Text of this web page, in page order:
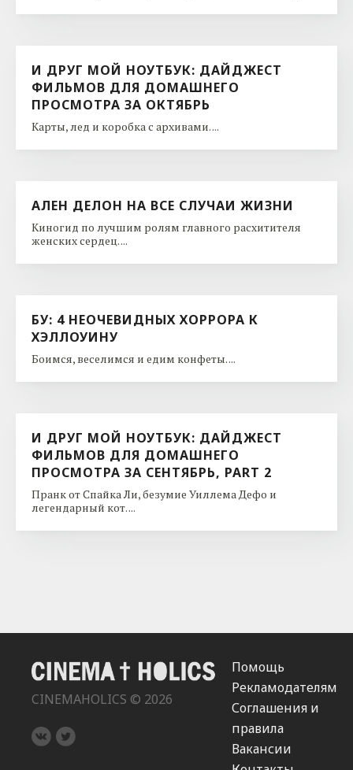
И ДРУГ МОЙ НОУТБУК: ДАЙДЖЕСТ
ФИЛЬМОВ ДЛЯ ДОМАШНЕГО
ПРОСМОТРА ЗА ОКТЯБРЬ
Карты, лед и коробка с архивами. ...
АЛЕН ДЕЛОН НА ВСЕ СЛУЧАИ ЖИЗНИ
Киногид по лучшим ролям главного расхитителя
женских сердец. ...
БУ: 4 НЕОЧЕВИДНЫХ ХОРРОРА К
ХЭЛЛОУИНУ
Боимся, веселимся и едим конфеты. ...
И ДРУГ МОЙ НОУТБУК: ДАЙДЖЕСТ
ФИЛЬМОВ ДЛЯ ДОМАШНЕГО
ПРОСМОТРА ЗА СЕНТЯБРЬ, PART 2
Пранк от Спайка Ли, безумие Уиллема Дефо и
легендарный кот. ...
CINEMAHOLICS © 2026
Помощь
Рекламодателям
Соглашения и
правила
Вакансии